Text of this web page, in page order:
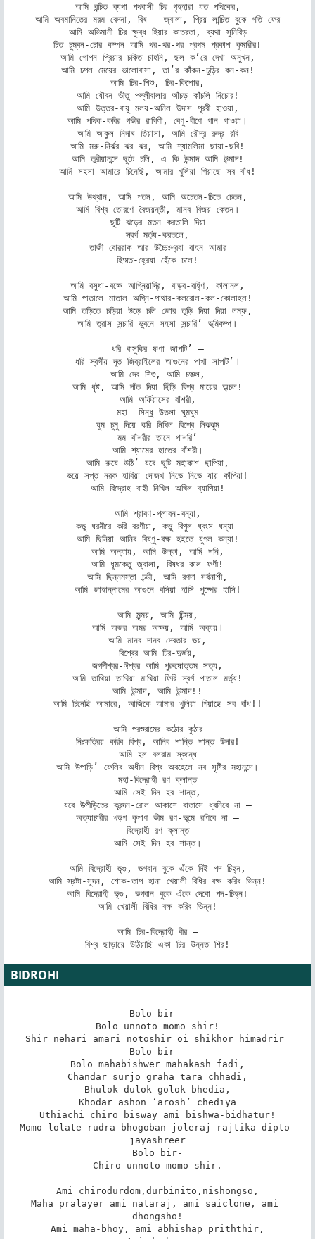
আমি বন্চিত ব্যথা পথবাসী চির গৃহহারা যত পথিকের,
আমি অবমানিতের মরম বেদনা, বিষ – জ্বালা, প্রিয় লান্চিত বুকে গতি ফের
আমি অভিমানী চির ক্ষুব্ধ হিয়ার কাতরতা, ব্যথা সুনিবিড়
চিত চুম্বন-চোর কম্পন আমি থর-থর-থর প্রথম প্রকাশ কুমারীর!
আমি গোপন-প্রিয়ার চকিত চাহনি, ছল-ক’রে দেখা অনুখন,
আমি চপল মেয়ের ভালোবাসা, তা’র কাঁকন-চুড়ির কন-কন!
আমি চির-শিশু, চির-কিশোর,
আমি যৌবন-ভীতু পল্লীবালার আঁচড় কাঁচলি নিচোর!
আমি উত্তর-বায়ু মলয়-অনিল উদাস পূরবী হাওয়া,
আমি পথিক-কবির গভীর রাগিণী, বেণু-বীণে গান গাওয়া।
আমি আকুল নিদাঘ-তিয়াসা, আমি রৌদ্র-রুদ্র রবি
আমি মরু-নির্ঝর ঝর ঝর, আমি শ্যামলিমা ছায়া-ছবি!
আমি তুরীয়ানন্দে ছুটে চলি, এ কি উন্মাদ আমি উন্মাদ!
আমি সহসা আমারে চিনেছি, আমার খুলিয়া গিয়াছে সব বাঁধ!
আমি উথ্থান, আমি পতন, আমি অচেতন-চিতে চেতন,
আমি বিশ্ব-তোরণে বৈজয়ন্তী, মানব-বিজয়-কেতন।
ছুটি ঝড়ের মতন করতালি দিয়া
স্বর্গ মর্ত্য-করতলে,
তাজী বোররাক আর উচ্চৈঃশ্রবা বাহন আমার
হিম্মত-হ্রেষা হেঁকে চলে!
আমি বসুধা-বক্ষে আগ্নিয়াদ্রি, বাড়ব-বহ্ণি, কালানল,
আমি পাতালে মাতাল অগ্নি-পাথার-কলরোল-কল-কোলাহল!
আমি তড়িতে চড়িয়া উড়ে চলি জোর তুড়ি দিয়া দিয়া লম্ফ,
আমি ত্রাস সন্চারি ভুবনে সহসা সন্চারি’ ভূমিকম্প।
ধরি বাসুকির ফণা জাপটি’ –
ধরি স্বর্গীয় দূত জিব্রাইলের আগুনের পাখা সাপটি’।
আমি দেব শিশু, আমি চঞ্চল,
আমি ধৃষ্ট, আমি দাঁত দিয়া ছিঁড়ি বিশ্ব মায়ের অন্চল!
আমি অর্ফিয়াসের বাঁশরী,
মহা- সিন্ধু উতলা ঘুমঘুম
ঘুম চুমু দিয়ে করি নিখিল বিশ্বে নিঝঝুম
মম বাঁশরীর তানে পাশরি’
আমি শ্যামের হাতের বাঁশরী।
আমি রুষে উঠি’ যবে ছুটি মহাকাশ ছাপিয়া,
ভয়ে সপ্ত নরক হাবিয়া দোজখ নিভে নিভে যায় কাঁপিয়া!
আমি বিদ্রোহ-বাহী নিখিল অখিল ব্যাপিয়া!
আমি শ্রাবণ-প্লাবন-বন্যা,
কভু ধরনীরে করি বরণীয়া, কভু বিপুল ধ্বংস-ধন্যা-
আমি ছিনিয়া আনিব বিষ্ণু-বক্ষ হইতে যুগল কন্যা!
আমি অন্যায়, আমি উল্কা, আমি শনি,
আমি ধূমকেতু-জ্বালা, বিষধর কাল-ফণী!
আমি ছিন্নমস্তা চন্ডী, আমি রণদা সর্বনাশী,
আমি জাহান্নামের আগুনে বসিয়া হাসি পুষ্পের হাসি!
আমি মৃন্ময়, আমি চিন্ময়,
আমি অজর অমর অক্ষয়, আমি অব্যয়।
আমি মানব দানব দেবতার ভয়,
বিশ্বের আমি চির-দুর্জয়,
জগদীশ্বর-ঈশ্বর আমি পুরুষোত্তম সত্য,
আমি তাথিয়া তাথিয়া মাথিয়া ফিরি স্বর্গ-পাতাল মর্ত্য!
আমি উন্মাদ, আমি উন্মাদ!!
আমি চিনেছি আমারে, আজিকে আমার খুলিয়া গিয়াছে সব বাঁধ!!
আমি পরশুরামের কঠোর কুঠার
নিঃক্ষত্রিয় করিব বিশ্ব, আনিব শান্তি শান্ত উদার!
আমি হল বলরাম-স্কন্ধে
আমি উপাড়ি’ ফেলিব অধীন বিশ্ব অবহেলে নব সৃষ্টির মহানন্দে।
মহা-বিদ্রোহী রণ ক্লান্ত
আমি সেই দিন হব শান্ত,
যবে উত্‍পীড়িতের ক্রন্দন-রোল আকাশে বাতাসে ধ্বনিবে না –
অত্যাচারীর খড়গ কৃপাণ ভীম রণ-ভূমে রণিবে না –
বিদ্রোহী রণ ক্লান্ত
আমি সেই দিন হব শান্ত।
আমি বিদ্রোহী ভৃগু, ভগবান বুকে এঁকে দিই পদ-চিহ্ন,
আমি স্রষ্টা-সূদন, শোক-তাপ হানা খেয়ালী বিধির বক্ষ করিব ভিন্ন!
আমি বিদ্রোহী ভৃগু, ভগবান বুকে এঁকে দেবো পদ-চিহ্ন!
আমি খেয়ালী-বিধির বক্ষ করিব ভিন্ন!
আমি চির-বিদ্রোহী বীর –
বিশ্ব ছাড়ায়ে উঠিয়াছি একা চির-উন্নত শির!
BIDROHI
Bolo bir -
Bolo unnoto momo shir!
Shir nehari amari notoshir oi shikhor himadrir
Bolo bir -
Bolo mahabishwer mahakash fadi,
Chandar surjo graha tara chhadi,
Bhulok dulok golok bhedia,
Khodar ashon ‘arosh’ chediya
Uthiachi chiro bisway ami bishwa-bidhatur!
Momo lolate rudra bhogoban joleraj-rajtika dipto
jayashreer
Bolo bir-
Chiro unnoto momo shir.
Ami chirodurdom,durbinito,nishongso,
Maha pralayer ami nataraj, ami saiclone, ami
dhongsho!
Ami maha-bhoy, ami abhishap priththir,